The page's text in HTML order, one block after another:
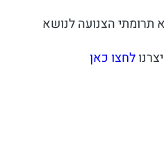
תרומתי הצנועה לנושא
לחצו כאן